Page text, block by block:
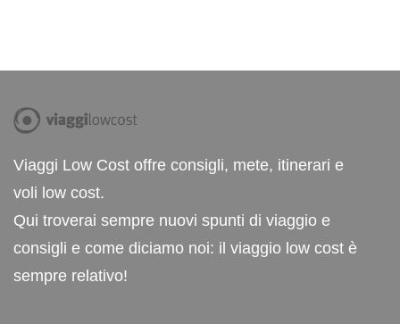
Viaggi Low Cost offre consigli, mete, itinerari e
voli low cost.
Qui troverai sempre nuovi spunti di viaggio e
consigli e come diciamo noi: il viaggio low cost è
sempre relativo!